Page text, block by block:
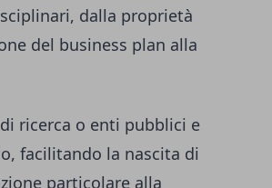
dalla proprietà
del business plan alla
ricerca o enti pubblici e
facilitando la nascita di
particolare alla